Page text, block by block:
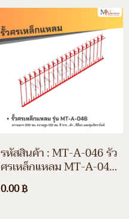
รหัสสินค้า : MT-A-046 รั้ว
ศรเหล็กแหลม MT-A-046
ความยาว 200 ซม. ความสูง
120 ซม. สีขาว สีดำ สีอื่นๆ
0.00 ฿